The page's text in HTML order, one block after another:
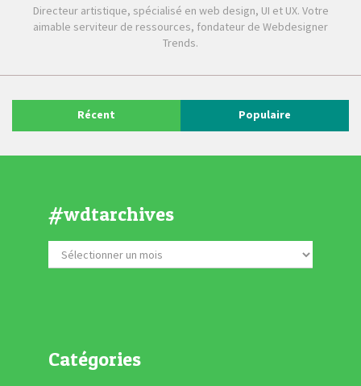
Directeur artistique, spécialisé en web design, UI et UX. Votre
aimable serviteur de ressources, fondateur de Webdesigner
Trends.
Récent Populaire
#wdtarchives
Catégories